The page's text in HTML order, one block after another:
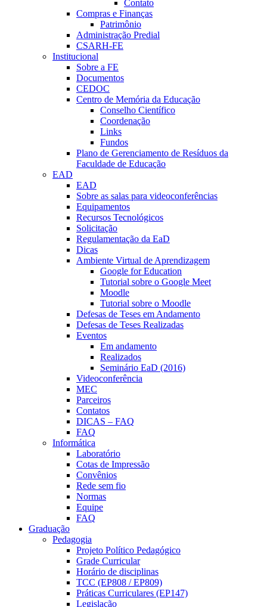
Contato
Compras e Finanças
Patrimônio
Administração Predial
CSARH-FE
Institucional
Sobre a FE
Documentos
CEDOC
Centro de Memória da Educação
Conselho Científico
Coordenação
Links
Fundos
Plano de Gerenciamento de Resíduos da
Faculdade de Educação
EAD
EAD
Sobre as salas para videoconferências
Equipamentos
Recursos Tecnológicos
Solicitação
Regulamentação da EaD
Dicas
Ambiente Virtual de Aprendizagem
Google for Education
Tutorial sobre o Google Meet
Moodle
Tutorial sobre o Moodle
Defesas de Teses em Andamento
Defesas de Teses Realizadas
Eventos
Em andamento
Realizados
Seminário EaD (2016)
Videoconferência
MEC
Parceiros
Contatos
DICAS – FAQ
FAQ
Informática
Laboratório
Cotas de Impressão
Convênios
Rede sem fio
Normas
Equipe
FAQ
Graduação
Pedagogia
Projeto Político Pedagógico
Grade Curricular
Horário de disciplinas
TCC (EP808 / EP809)
Práticas Curriculares (EP147)
Legislação